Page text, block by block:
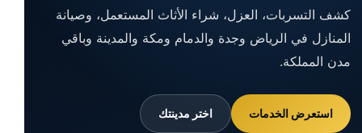
كشف التسربات، العزل، شراء الأثاث المستعمل، وصيانة
المنازل في الرياض وجدة والدمام ومكة والمدينة وباقي
مدن المملكة.
استعرض الخدمات اختر مدينتك